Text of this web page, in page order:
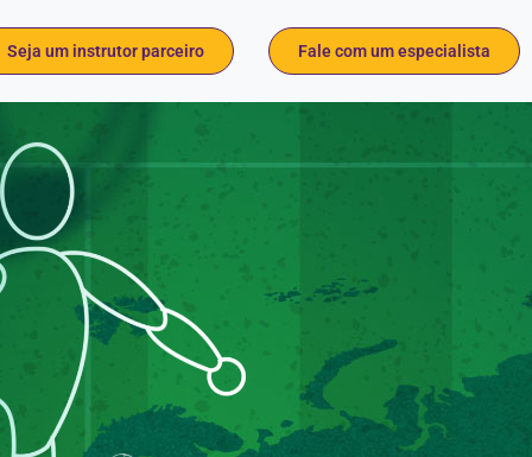
Seja um instrutor parceiro Fale com um especialista